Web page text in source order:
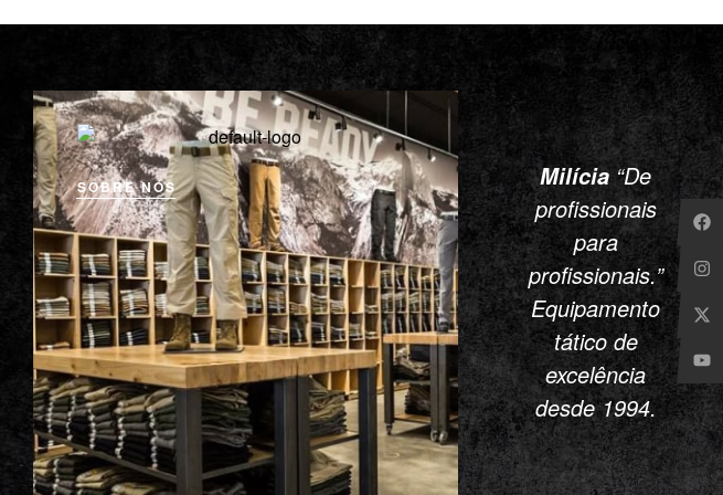
SOBRE NÓS Milícia“De
profissionais
para
profissionais.”
Equipamento
tático de
excelência
desde 1994.